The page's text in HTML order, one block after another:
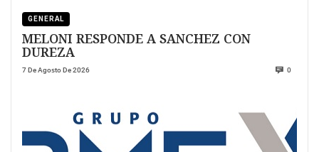
GENERAL
MELONI RESPONDE A SANCHEZ CON
DUREZA
7 De Agosto De 2026 0